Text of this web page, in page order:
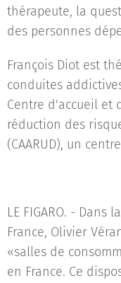
thérapeute, la
des personnes
François Diot est
conduites
Centre d'accueil et
réduction des
(CAARUD), un
LE FIGARO. -
France, Olivier
«salles de
en France. Ce